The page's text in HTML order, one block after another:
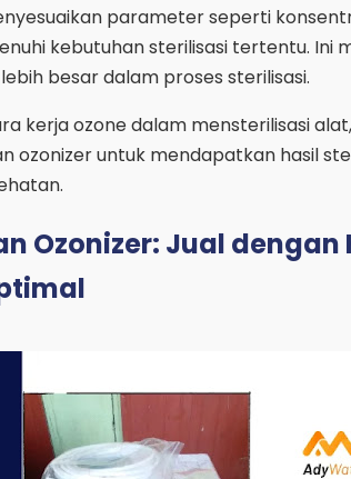
parameter seperti
kebutuhan sterilisasi tertentu. Ini
besar dalam proses sterilisasi.
kerja ozone dalam mensterilisasi
ozonizer untuk mendapatkan hasil
Ozonizer: Jual dengan